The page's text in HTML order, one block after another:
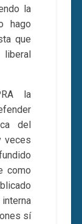
la
hago
que
liberal
la
del
veces
como
sí